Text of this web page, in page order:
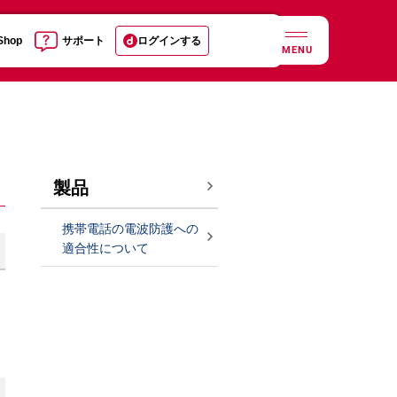
サポート ログインする
MENU
製品
携帯電話の電波防護への
適合性について